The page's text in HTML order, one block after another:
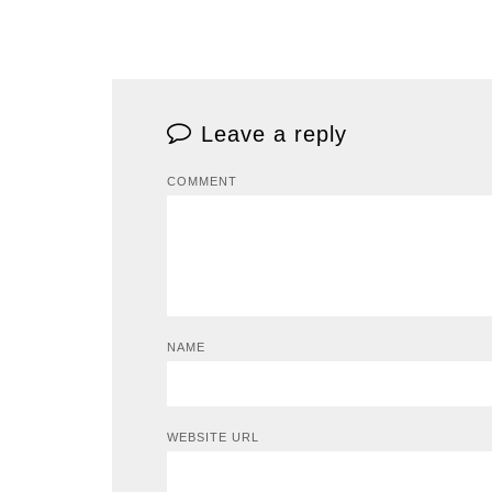
Leave a reply
COMMENT
NAME
WEBSITE URL